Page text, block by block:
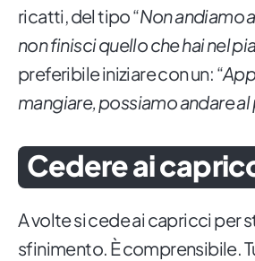
ricatti, del tipo “Non andiamo
non finisci quello che hai nel
preferibile iniziare con un: “
mangiare, possiamo andare
Cedere ai
A volte si cede ai capricci per
sfinimento. È comprensibile.